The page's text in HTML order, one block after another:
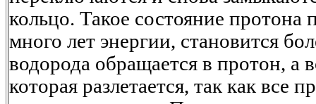
кольцо. Такое состояние протона
много лет энергии, становится
водорода обращается в протон, а
которая разлетается, так как все